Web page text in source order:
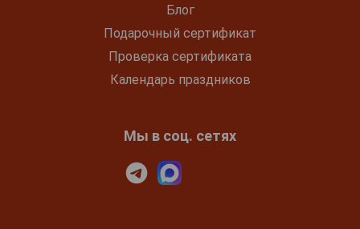
Блог
Подарочный сертификат
Проверка сертификата
Календарь праздников
Мы в соц. сетях